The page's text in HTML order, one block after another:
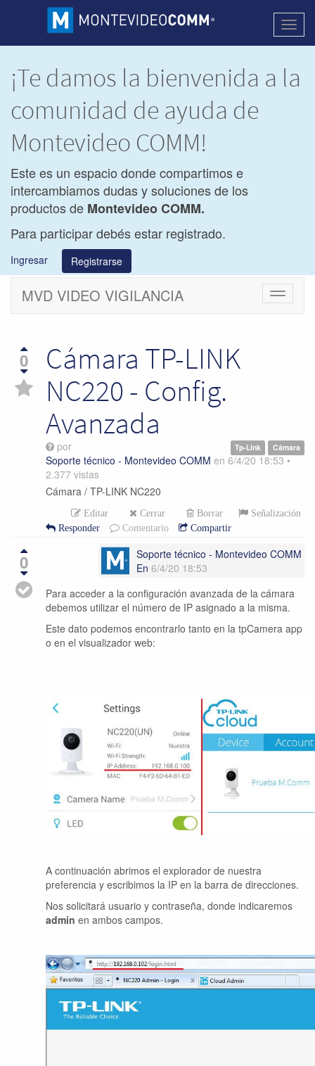
¡Te damos la bienvenida a la
comunidad de ayuda de
Montevideo COMM!
Este es un espacio donde compartimos e
intercambiamos dudas y soluciones de los
productos de Montevideo COMM.
Para participar debés estar registrado.
Ingresar Registrarse
Cambiar
MVD VIDEO VIGILANCIA
0
Cámara TP-LINK
NC220 - Config.
Avanzada
Tp-Link Cámara
por
Soporte técnico - Montevideo COMM en 6/4/20 18:53 •
2.377 vistas
Cámara / TP-LINK NC220
Editar Cerrar Borrar
Señalización
Responder
Comentario Compartir
0
Soporte técnico - Montevideo COMM
En 6/4/20 18:53
Para acceder a la configuración avanzada de la cámara
debemos utilizar el número de IP asignado a la misma.
Este dato podemos encontrarlo tanto en la tpCamera app
o en el visualizador web:
A continuación abrimos el explorador de nuestra
preferencia y escribimos la IP en la barra de direcciones.
Nos solicitará usuario y contraseña, donde indicaremos
admin en ambos campos.